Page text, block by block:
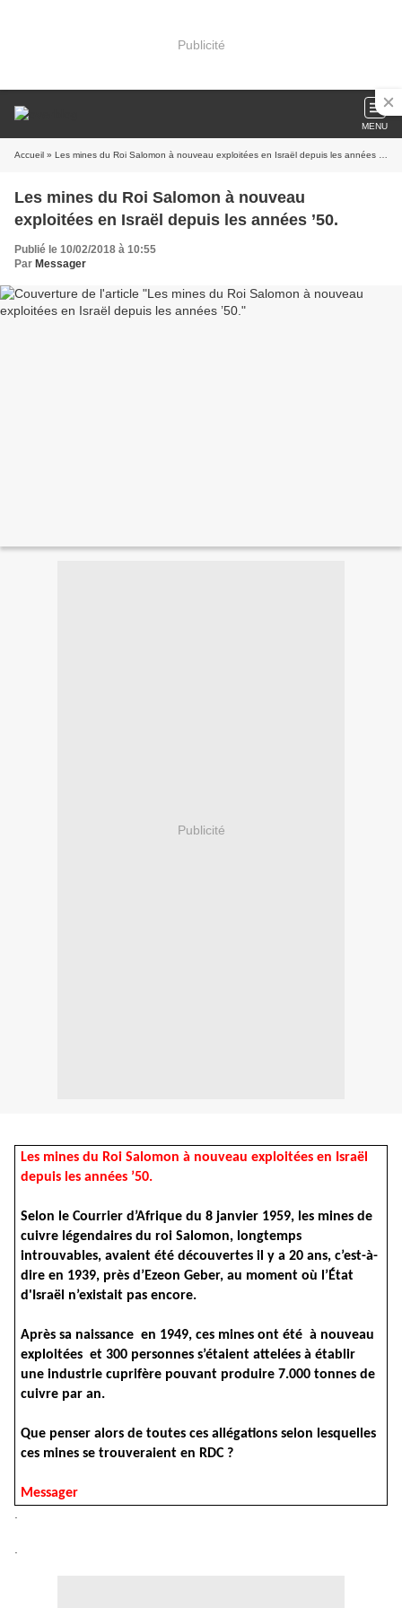
Publicité
MENU
Accueil » Les mines du Roi Salomon à nouveau exploitées en Israël depuis les années ’50.
Les mines du Roi Salomon à nouveau
exploitées en Israël depuis les années ’50.
Publié le 10/02/2018 à 10:55
Par Messager
Publicité
Les mines du Roi Salomon à nouveau exploitées en Israël
depuis les années ’50.
Selon le Courrier d’Afrique du 8 janvier 1959, les mines de
cuivre légendaires du roi Salomon, longtemps
introuvables, avaient été découvertes il y a 20 ans, c’est-à-
dire en 1939, près d’Ezeon Geber, au moment où l’État
d'Israël n’existait pas encore.
Après sa naissance en 1949, ces mines ont été à nouveau
exploitées et 300 personnes s’étaient attelées à établir
une industrie cuprifère pouvant produire 7.000 tonnes de
cuivre par an.
Que penser alors de toutes ces allégations selon lesquelles
ces mines se trouveraient en RDC ?
Messager